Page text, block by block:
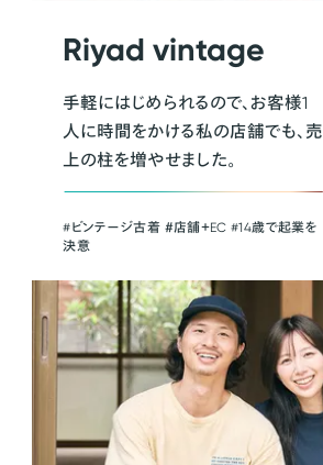
Riyad vintage
手軽にはじめられるので、お客様1
人に時間をかける私の店舗でも、売
上の柱を増やせました。
#ビンテージ古着 ＃店舗＋EC #14歳で起業を
決意